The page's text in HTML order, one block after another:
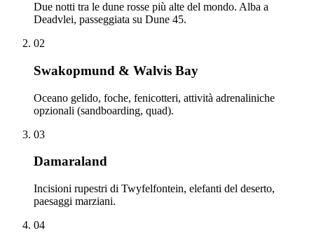
Due notti tra le dune rosse più alte del mondo. Alba a
Deadvlei, passeggiata su Dune 45.
02
Swakopmund & Walvis Bay
Oceano gelido, foche, fenicotteri, attività adrenaliniche
opzionali (sandboarding, quad).
03
Damaraland
Incisioni rupestri di Twyfelfontein, elefanti del deserto,
paesaggi marziani.
04